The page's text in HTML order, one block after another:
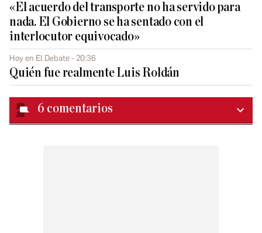
«El acuerdo del transporte no ha servido para
nada. El Gobierno se ha sentado con el
interlocutor equivocado»
Hoy en El Debate - 20:36
Quién fue realmente Luis Roldán
6 comentarios